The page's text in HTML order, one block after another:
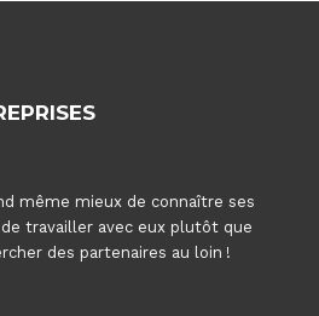
même mieux de connaître ses
travailler avec eux plutôt que
des partenaires au loin !